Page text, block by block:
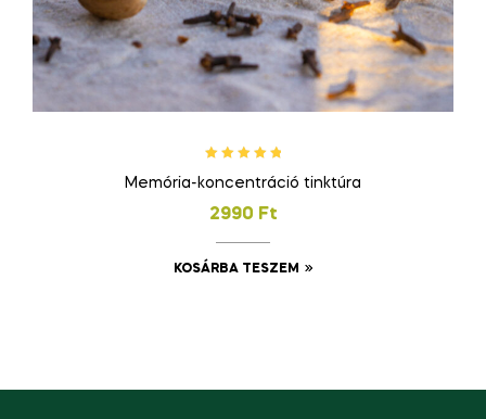
5.00/ 5
Memória-koncentráció tinktúra
2990 Ft
KOSÁRBA TESZEM